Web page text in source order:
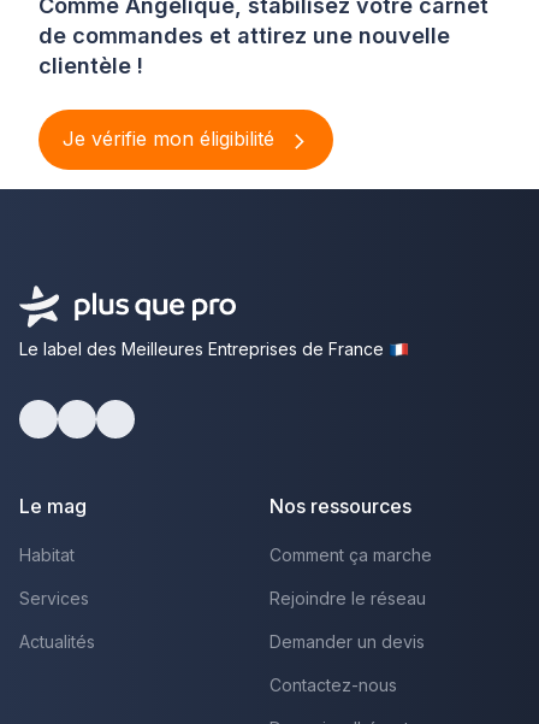
Comme Angélique, stabilisez votre carnet
de commandes et attirez une nouvelle
clientèle !
Je vérifie mon éligibilité
Le label des Meilleures Entreprises de France
Le mag
Habitat
Services
Actualités
Nos ressources
Comment ça marche
Rejoindre le réseau
Demander un devis
Contactez-nous